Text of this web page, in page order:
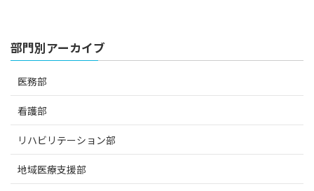
部門別アーカイブ
医務部
看護部
リハビリテーション部
地域医療支援部